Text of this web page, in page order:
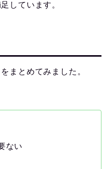
しています。
まとめてみました。
ない